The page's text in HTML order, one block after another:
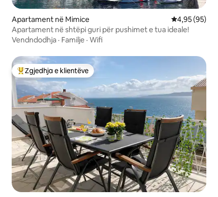
Apartament në Mimice Vlerësimi
4,95 (95)
Apartament në shtëpi guri për pushimet e tua ideale!
Vendndodhja · Familje · Wifi
Më të mirat e zgjedhjeve të klientëve
Zgjedhja e klientëve